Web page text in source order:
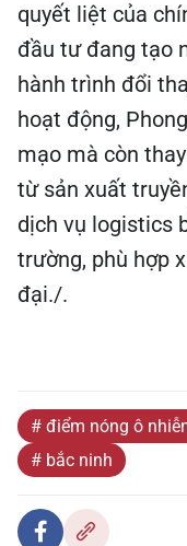
quyết liệt của
đầu tư đang tạo
hành trình đổi
hoạt động,
mạo mà còn
từ sản xuất
dịch vụ logistics
trường, phù hợp
đại./.
# điểm nóng ô
# bắc ninh